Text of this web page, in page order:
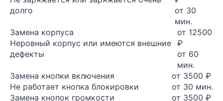
долго
от 30
мин.
Замена корпуса
Неровный корпус или имеются внешние
дефекты
от 12500
₽
от 60
мин.
Замена кнопки включения
Не работает кнопка блокировки
от 3500 ₽
от 30 мин.
Замена кнопок громкости
от 3500 ₽